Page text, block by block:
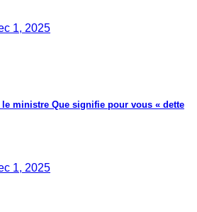
1, 2025
ministre Que signifie pour vous « dette
1, 2025